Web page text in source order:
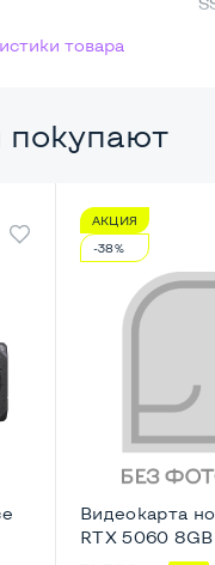
товара
покупают
АКЦИЯ
-38%
Видеокарта
RTX 5060 8GB